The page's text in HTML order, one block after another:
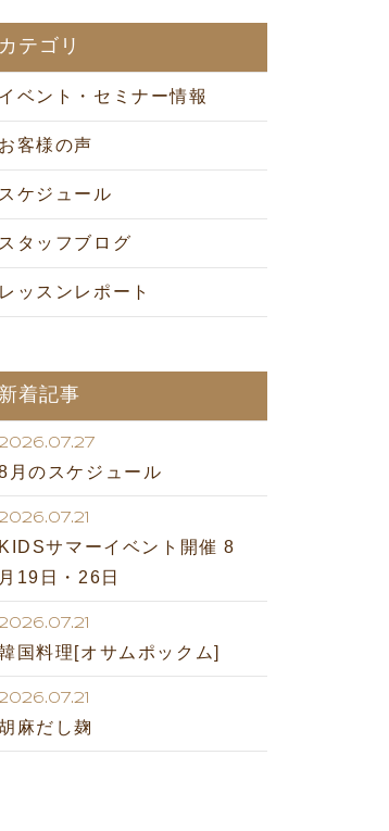
カテゴリ
イベント・セミナー情報
お客様の声
スケジュール
スタッフブログ
レッスンレポート
新着記事
月のスケジュール
KIDSサマーイベント開催 8
月19日・26日
国料理[オサムポックム]
麻だし麹